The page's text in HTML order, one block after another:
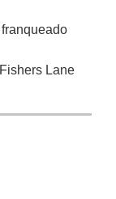
Lane